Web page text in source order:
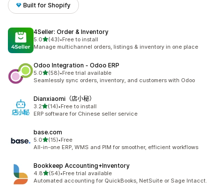
Built for Shopify
4Seller: Order & Inventory
5.0滿分 5 顆星
(43)
共有 43 則評價
•Free to install
Manage multichannel orders, listings & inventory in one place
Odoo Integration ‑ Odoo ERP
5.0滿分 5 顆星
(58)
共有 58 則評價
•Free trial available
Seamlessly sync orders, inventory, and customers with Odoo
Dianxiaomi（店小秘）
3.2滿分 5 顆星
(14)
共有 14 則評價
•Free to install
ERP software for Chinese seller service
base.com
5.0滿分 5 顆星
(15)
共有 15 則評價
•Free
All-in-one ERP, WMS and PIM for smoother, efficient workflows
Bookkeep Accounting+Inventory
4.8滿分 5 顆星
(54)
共有 54 則評價
•Free trial available
Automated accounting for QuickBooks, NetSuite or Sage Intacct.